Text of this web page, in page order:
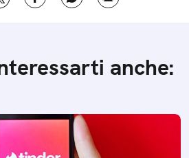
anche: